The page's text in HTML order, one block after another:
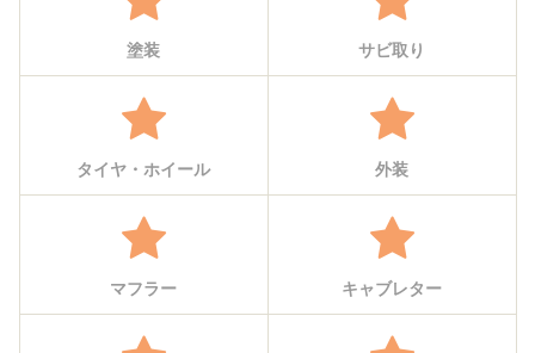
塗装 サビ取り
タイヤ・ホイール 外装
マフラー キャブレター